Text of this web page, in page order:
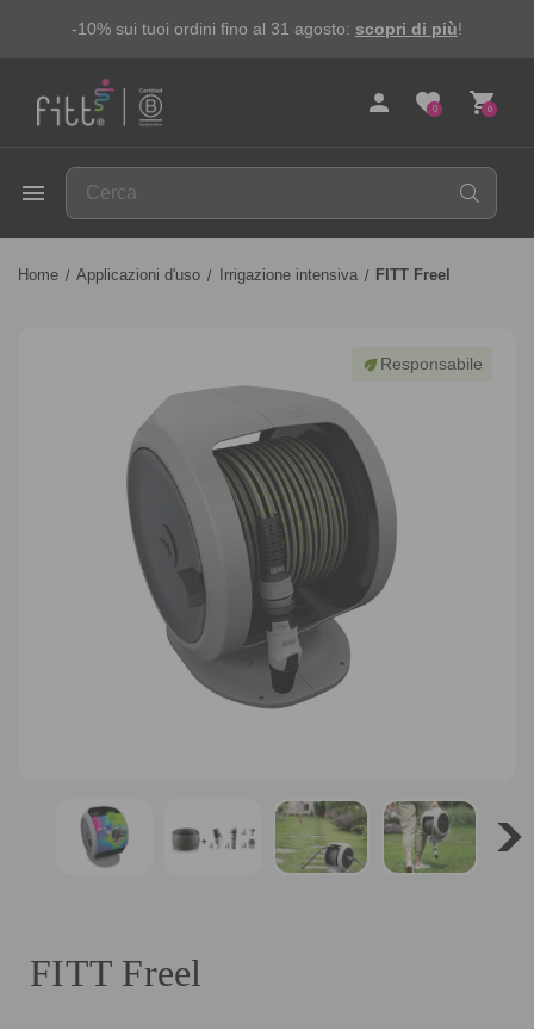
-10% sui tuoi ordini fino al 31 agosto: scopri di più!
person 0
favorite 0
shopping_cart
menu
Home Applicazioni d'uso Irrigazione intensiva FITT Freel
ecoResponsabile
FITT Freel